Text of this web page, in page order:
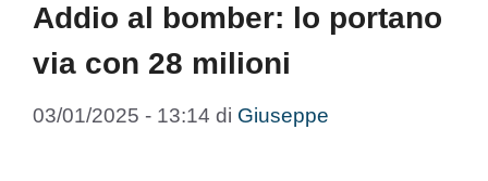
Addio al bomber: lo portano
via con 28 milioni
03/01/2025 - 13:14 di Giuseppe